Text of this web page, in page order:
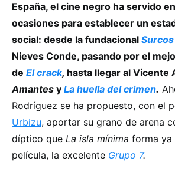
España, el cine negro ha servido
ocasiones para establecer un
social: desde la fundacional Surcos
Nieves Conde, pasando por el
de El crack, hasta llegar al Vicente
Amantes y La huella del crimen.
Rodríguez se ha propuesto, con el
Urbizu, aportar su grano de arena
díptico que La isla mínima forma ya
película, la excelente Grupo 7.